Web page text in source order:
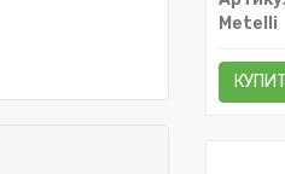
Metelli